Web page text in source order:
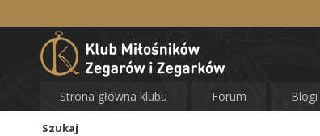
Strona główna klubu Forum Blogi
Szukaj